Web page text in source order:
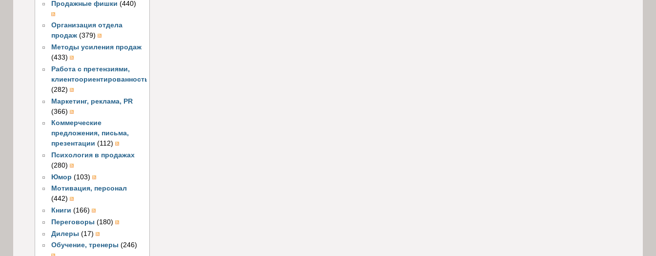
Продажные фишки (440)
Организация отдела
продаж (379)
Методы усиления продаж
(433)
Работа с претензиями,
клиентоориентированность
(282)
Маркетинг, реклама, PR
(366)
Коммерческие
предложения, письма,
презентации (112)
Психология в продажах
(280)
Юмор (103)
Мотивация, персонал
(442)
Книги (166)
Переговоры (180)
Дилеры (17)
Обучение, тренеры (246)